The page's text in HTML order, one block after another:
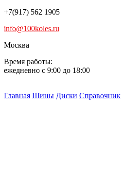
+7(917) 562 1905
info@100koles.ru
Москва
Время работы:
ежедневно с 9:00 до 18:00
Главная Шины Диски Справочник